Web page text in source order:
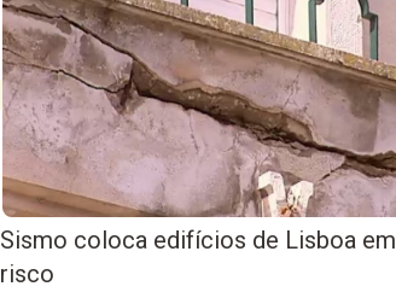
Sismo coloca edifícios de Lisboa em
risco